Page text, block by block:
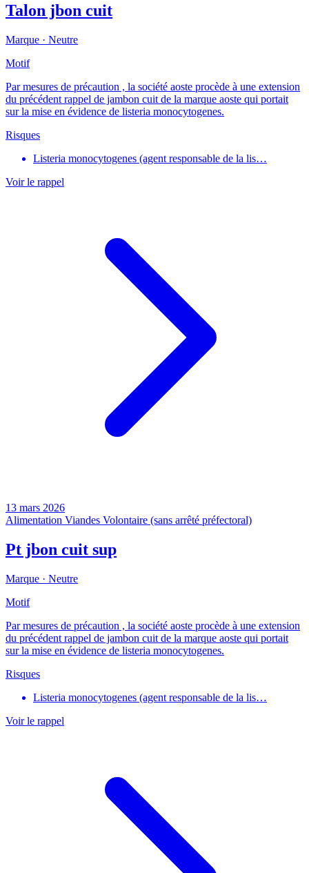
Talon jbon cuit
Marque · Neutre
Motif
Par mesures de précaution , la société aoste procède à une extension
du précédent rappel de jambon cuit de la marque aoste qui portait
sur la mise en évidence de listeria monocytogenes.
Risques
Listeria monocytogenes (agent responsable de la lis…
Voir le rappel
13 mars 2026
Alimentation Viandes Volontaire (sans arrêté préfectoral)
Pt jbon cuit sup
Marque · Neutre
Motif
Par mesures de précaution , la société aoste procède à une extension
du précédent rappel de jambon cuit de la marque aoste qui portait
sur la mise en évidence de listeria monocytogenes.
Risques
Listeria monocytogenes (agent responsable de la lis…
Voir le rappel